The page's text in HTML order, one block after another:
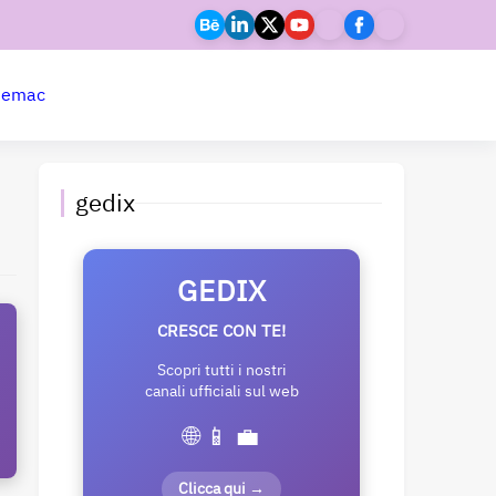
mac
gedix
GEDIX
CRESCE CON TE!
Scopri tutti i nostri
canali ufficiali sul web
🌐 📱 💼
Clicca qui →